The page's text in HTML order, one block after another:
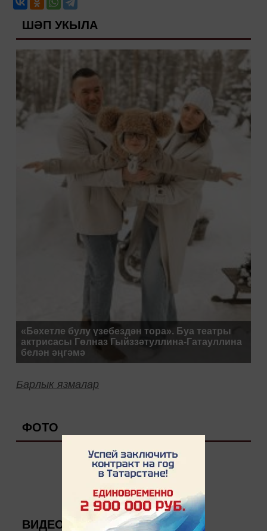
ШӘП УКЫЛА
«Бәхетле булу үзебездән тора». Буа театры
актрисасы Гөлназ Гыйззәтуллина-Гатауллина
белән әңгәмә
Барлык язмалар
ФОТО
ВИДЕО